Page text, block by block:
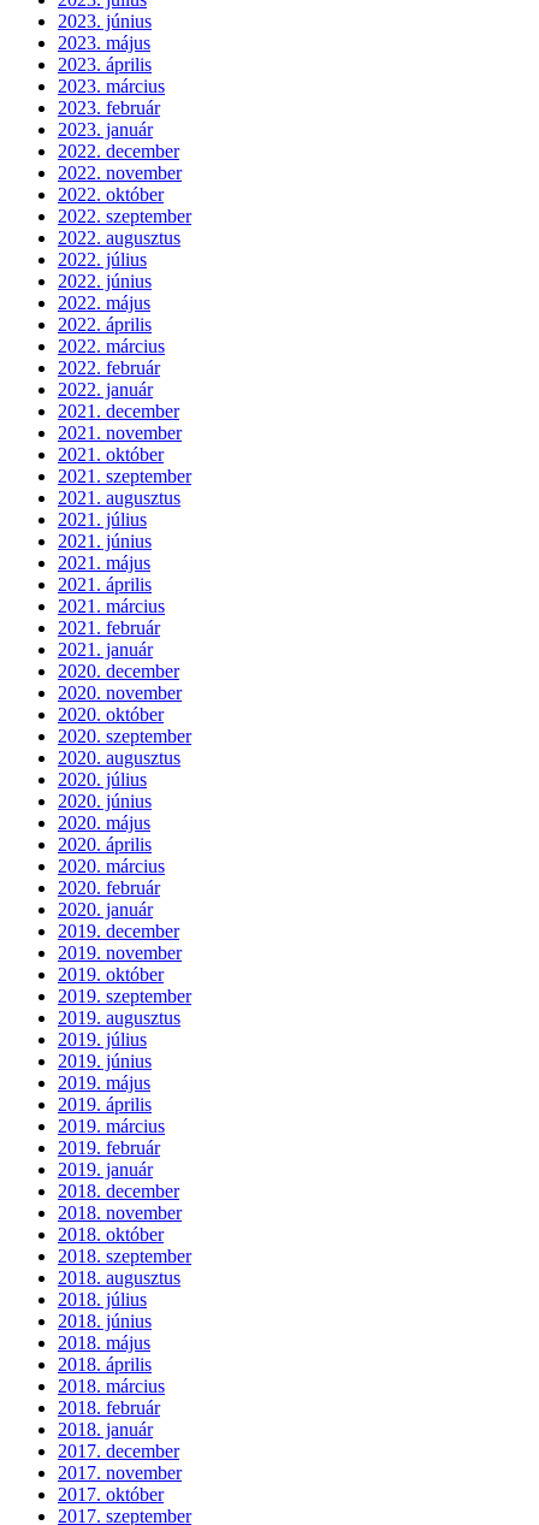
2023. június
2023. május
2023. április
2023. március
2023. február
2023. január
2022. december
2022. november
2022. október
2022. szeptember
2022. augusztus
2022. július
2022. június
2022. május
2022. április
2022. március
2022. február
2022. január
2021. december
2021. november
2021. október
2021. szeptember
2021. augusztus
2021. július
2021. június
2021. május
2021. április
2021. március
2021. február
2021. január
2020. december
2020. november
2020. október
2020. szeptember
2020. augusztus
2020. július
2020. június
2020. május
2020. április
2020. március
2020. február
2020. január
2019. december
2019. november
2019. október
2019. szeptember
2019. augusztus
2019. július
2019. június
2019. május
2019. április
2019. március
2019. február
2019. január
2018. december
2018. november
2018. október
2018. szeptember
2018. augusztus
2018. július
2018. június
2018. május
2018. április
2018. március
2018. február
2018. január
2017. december
2017. november
2017. október
2017. szeptember